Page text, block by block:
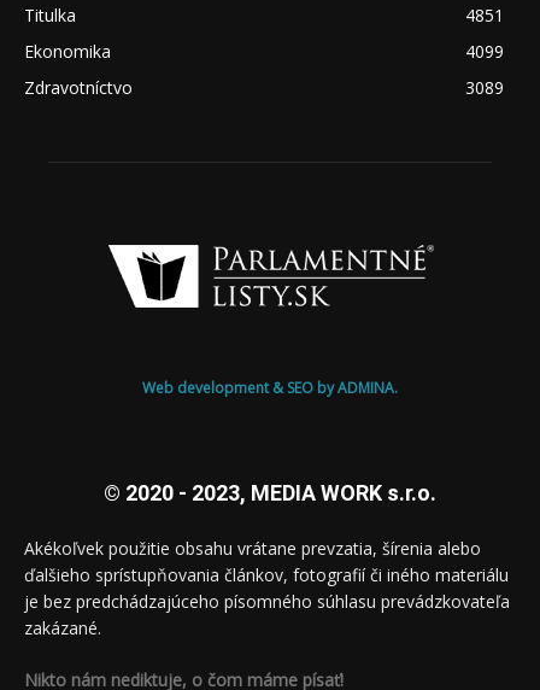
Titulka
4851
Ekonomika
4099
Zdravotníctvo
3089
Web development & SEO by ADMINA.
© 2020 - 2023, MEDIA WORK s.r.o.
Akékoľvek použitie obsahu vrátane prevzatia, šírenia alebo
ďalšieho sprístupňovania článkov, fotografií či iného materiálu
je bez predchádzajúceho písomného súhlasu prevádzkovateľa
zakázané.
Nikto nám nediktuje, o čom máme písať!